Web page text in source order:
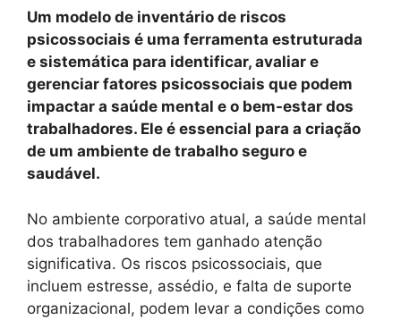
Um modelo de inventário de riscos
psicossociais é uma ferramenta estruturada
e sistemática para identificar, avaliar e
gerenciar fatores psicossociais que podem
impactar a saúde mental e o bem-estar dos
trabalhadores. Ele é essencial para a criação
de um ambiente de trabalho seguro e
saudável.
No ambiente corporativo atual, a saúde mental
dos trabalhadores tem ganhado atenção
significativa. Os riscos psicossociais, que
incluem estresse, assédio, e falta de suporte
organizacional, podem levar a condições como